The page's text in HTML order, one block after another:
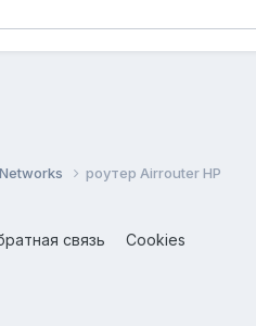
роутер Airrouter HP
связь
Cookies